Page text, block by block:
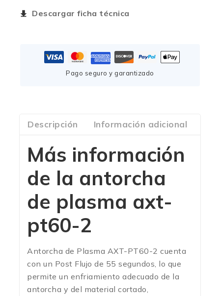
Descargar ficha técnica
Pago seguro y garantizado
Descripción Información adicional
Más información
de la antorcha
de plasma axt-
pt60-2
Antorcha de Plasma AXT-PT60-2 cuenta
con un Post Flujo de 55 segundos, lo que
permite un enfriamiento adecuado de la
antorcha y del material cortado,